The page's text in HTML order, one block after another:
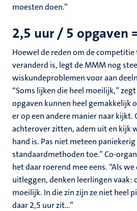
moesten doen.”
2,5 uur / 5 opgaven
Hoewel de reden om de competitie
veranderd is, legt de MMM nog
wiskundeproblemen voor aan
“Soms lijken die heel moeilijk,”
opgaven kunnen heel gemakkelijk
er op een andere manier naar kijkt.
achterover zitten, adem uit en kijk
hand is. Pas niet meteen paniekerig
standaardmethoden toe.” Co-
het daar roerend mee eens. “Als
uitleggen, denken leerlingen vaak:
moeilijk. In die zin zijn ze niet heel
daar 2,5 uur zit…”